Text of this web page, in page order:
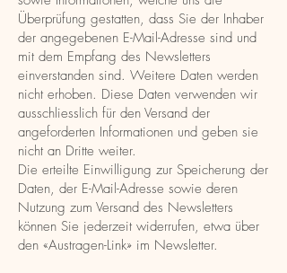
Überprüfung gestatten, dass Sie der Inhaber
der angegebenen E-Mail-Adresse sind und
mit dem Empfang des Newsletters
einverstanden sind. Weitere Daten werden
nicht erhoben. Diese Daten verwenden wir
ausschliesslich für den Versand der
angeforderten Informationen und geben sie
nicht an Dritte weiter.
Die erteilte Einwilligung zur Speicherung der
Daten, der E-Mail-Adresse sowie deren
Nutzung zum Versand des Newsletters
können Sie jederzeit widerrufen, etwa über
den «Austragen-Link» im Newsletter.